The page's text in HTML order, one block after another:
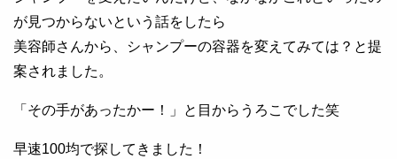
が見つからないという話をしたら
美容師さんから、シャンプーの容器を変えてみては？と提
案されました。
「その手があったかー！」と目からうろこでした笑
早速100均で探してきました！